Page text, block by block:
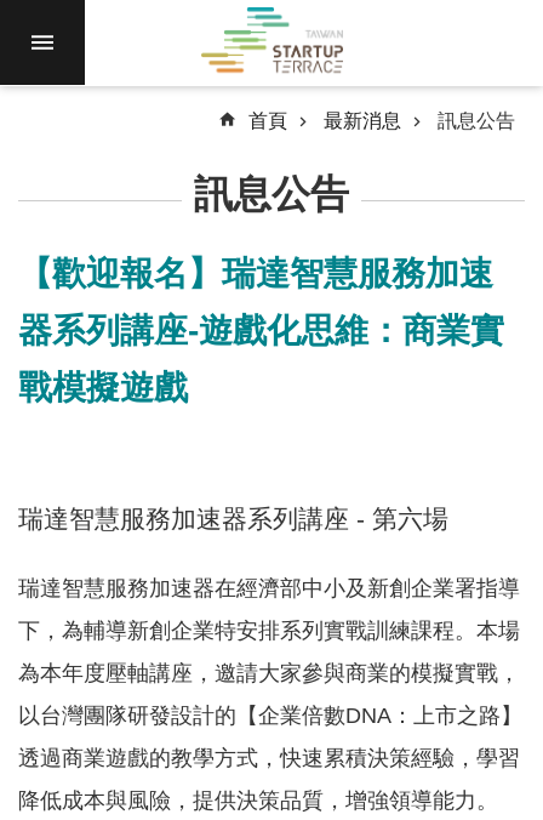
進
園
新
息
計
畫
徵
件
資
源
園
服
務
關
於
們
首頁 最新消息 訊息公告
訊息公告
【歡迎報名】瑞達智慧服務加速
器系列講座-遊戲化思維：商業實
戰模擬遊戲
瑞達智慧服務加速器系列講座 - 第六場
瑞達智慧服務加速器在經濟部中小及新創企業署指導
下，為輔導新創企業特安排系列實戰訓練課程。本場
為本年度壓軸講座，邀請大家參與商業的模擬實戰，
以台灣團隊研發設計的【企業倍數DNA：上市之路】
透過商業遊戲的教學方式，快速累積決策經驗，學習
降低成本與風險，提供決策品質，增強領導能力。